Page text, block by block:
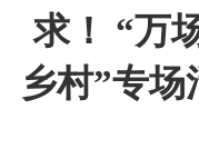
求！ “万
乡村”专